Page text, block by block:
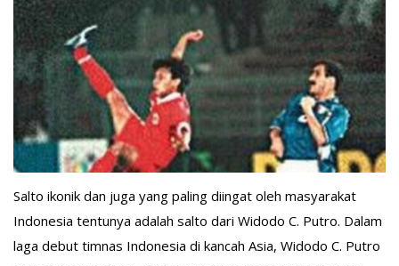
Salto ikonik dan juga yang paling diingat oleh masyarakat
Indonesia tentunya adalah salto dari Widodo C. Putro. Dalam
laga debut timnas Indonesia di kancah Asia, Widodo C. Putro